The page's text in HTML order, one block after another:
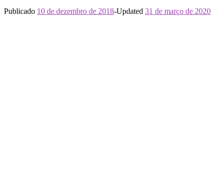
Publicado 10 de dezembro de 2018-Updated 31 de março de 2020